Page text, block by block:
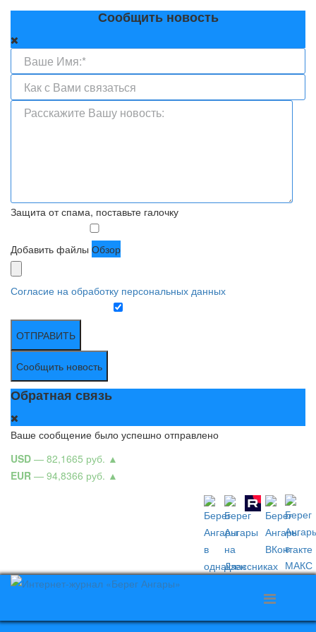
Сообщить новость
Защита от спама, поставьте галочку
Добавить файлы Обзор
Согласие на обработку персональных данных
ОТПРАВИТЬ
Сообщить новость
Обратная связь
Ваше сообщение было успешно отправлено
USD — 82,1665 руб. ▲
EUR — 94,8366 руб. ▲